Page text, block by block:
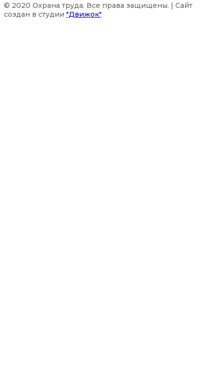
© 2020 Охрана труда. Все права защищены. | Сайт
создан в студии "Движок".